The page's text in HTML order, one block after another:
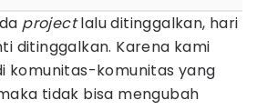
projectlalu ditinggalkan, hari
ditinggalkan. Karena kami
komunitas-komunitas yang
tidak bisa mengubah